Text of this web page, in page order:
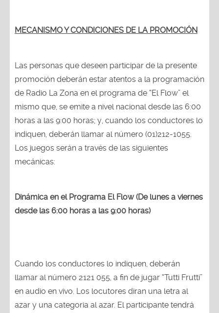
MECANISMO Y CONDICIONES DE LA PROMOCIÓN
Las personas que deseen participar de la presente
promoción deberán estar atentos a la programación
de Radio La Zona en el programa de “El Flow” el
mismo que, se emite a nivel nacional desde las 6:00
horas a las 9:00 horas; y, cuando los conductores lo
indiquen, deberán llamar al número (01)212-1055.
Los juegos serán a través de las siguientes
mecánicas:
Dinámica en el Programa El Flow (De lunes a viernes
desde las 6:00 horas a las 9:00 horas)
Cuando los conductores lo indiquen, deberán
llamar al número 2121 055, a fin de jugar “Tutti Frutti”
en audio en vivo. Los locutores diran una letra al
azar y una categoria al azar. El participante tendrá